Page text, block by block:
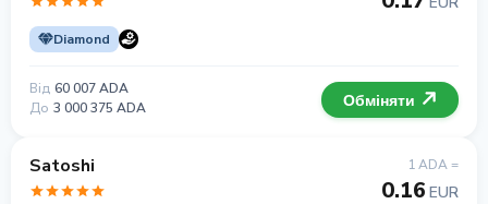
Diamond
Від 60 007 ADA
До 3 000 375 ADA Обміняти
Satoshi 1 ADA =
0.16 EUR